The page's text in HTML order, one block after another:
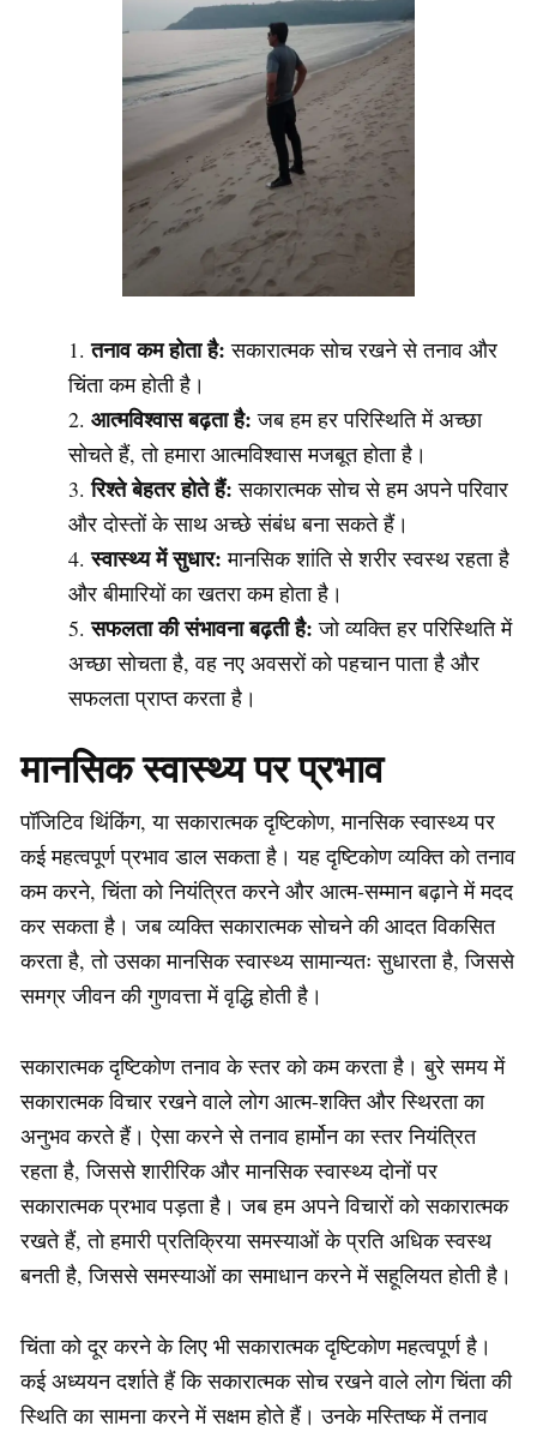
तनाव कम होता है: सकारात्मक सोच रखने से तनाव और
चिंता कम होती है।
आत्मविश्वास बढ़ता है: जब हम हर परिस्थिति में अच्छा
सोचते हैं, तो हमारा आत्मविश्वास मजबूत होता है।
रिश्ते बेहतर होते हैं: सकारात्मक सोच से हम अपने परिवार
और दोस्तों के साथ अच्छे संबंध बना सकते हैं।
स्वास्थ्य में सुधार: मानसिक शांति से शरीर स्वस्थ रहता है
और बीमारियों का खतरा कम होता है।
सफलता की संभावना बढ़ती है: जो व्यक्ति हर परिस्थिति में
अच्छा सोचता है, वह नए अवसरों को पहचान पाता है और
सफलता प्राप्त करता है।
मानसिक स्वास्थ्य पर प्रभाव
पॉजिटिव थिंकिंग, या सकारात्मक दृष्टिकोण, मानसिक स्वास्थ्य पर
कई महत्वपूर्ण प्रभाव डाल सकता है। यह दृष्टिकोण व्यक्ति को तनाव
कम करने, चिंता को नियंत्रित करने और आत्म-सम्मान बढ़ाने में मदद
कर सकता है। जब व्यक्ति सकारात्मक सोचने की आदत विकसित
करता है, तो उसका मानसिक स्वास्थ्य सामान्यतः सुधारता है, जिससे
समग्र जीवन की गुणवत्ता में वृद्धि होती है।
सकारात्मक दृष्टिकोण तनाव के स्तर को कम करता है। बुरे समय में
सकारात्मक विचार रखने वाले लोग आत्म-शक्ति और स्थिरता का
अनुभव करते हैं। ऐसा करने से तनाव हार्मोन का स्तर नियंत्रित
रहता है, जिससे शारीरिक और मानसिक स्वास्थ्य दोनों पर
सकारात्मक प्रभाव पड़ता है। जब हम अपने विचारों को सकारात्मक
रखते हैं, तो हमारी प्रतिक्रिया समस्याओं के प्रति अधिक स्वस्थ
बनती है, जिससे समस्याओं का समाधान करने में सहूलियत होती है।
चिंता को दूर करने के लिए भी सकारात्मक दृष्टिकोण महत्वपूर्ण है।
कई अध्ययन दर्शाते हैं कि सकारात्मक सोच रखने वाले लोग चिंता की
स्थिति का सामना करने में सक्षम होते हैं। उनके मस्तिष्क में तनाव